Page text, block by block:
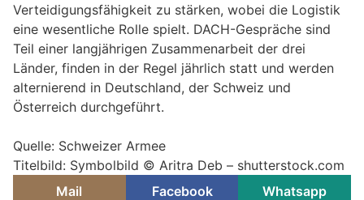
Verteidigungsfähigkeit zu stärken, wobei die Logistik
eine wesentliche Rolle spielt. DACH-Gespräche sind
Teil einer langjährigen Zusammenarbeit der drei
Länder, finden in der Regel jährlich statt und werden
alternierend in Deutschland, der Schweiz und
Österreich durchgeführt.
Quelle: Schweizer Armee
Titelbild: Symbolbild © Aritra Deb – shutterstock.com
Mail
Facebook Whatsapp